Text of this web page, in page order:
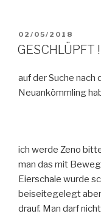
Uhr“
VERÖFFENTLICHT
AM
02/05/2018
GESCHLÜPFT !
auf der Suche
Neuankömmling
ich werde Zeno
man das mit
Eierschale wurde
beiseitegelegt
drauf. Man darf